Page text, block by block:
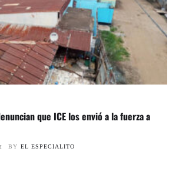
que ICE los envió a la fuerza a
BY EL ESPECIALITO